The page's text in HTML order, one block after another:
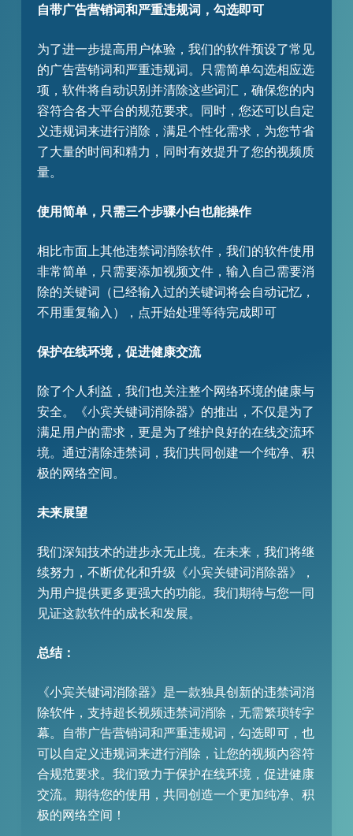
自带广告营销词和严重违规词，勾选即可
为了进一步提高用户体验，我们的软件预设了常见
的广告营销词和严重违规词。只需简单勾选相应选
项，软件将自动识别并清除这些词汇，确保您的内
容符合各大平台的规范要求。同时，您还可以自定
义违规词来进行消除，满足个性化需求，为您节省
了大量的时间和精力，同时有效提升了您的视频质
量。
使用简单，只需三个步骤小白也能操作
相比市面上其他违禁词消除软件，我们的软件使用
非常简单，只需要添加视频文件，输入自己需要消
除的关键词（已经输入过的关键词将会自动记忆，
不用重复输入），点开始处理等待完成即可
保护在线环境，促进健康交流
除了个人利益，我们也关注整个网络环境的健康与
安全。《小宾关键词消除器》的推出，不仅是为了
满足用户的需求，更是为了维护良好的在线交流环
境。通过清除违禁词，我们共同创建一个纯净、积
极的网络空间。
未来展望
我们深知技术的进步永无止境。在未来，我们将继
续努力，不断优化和升级《小宾关键词消除器》，
为用户提供更多更强大的功能。我们期待与您一同
见证这款软件的成长和发展。
总结：
《小宾关键词消除器》是一款独具创新的违禁词消
除软件，支持超长视频违禁词消除，无需繁琐转字
幕。自带广告营销词和严重违规词，勾选即可，也
可以自定义违规词来进行消除，让您的视频内容符
合规范要求。我们致力于保护在线环境，促进健康
交流。期待您的使用，共同创造一个更加纯净、积
极的网络空间！